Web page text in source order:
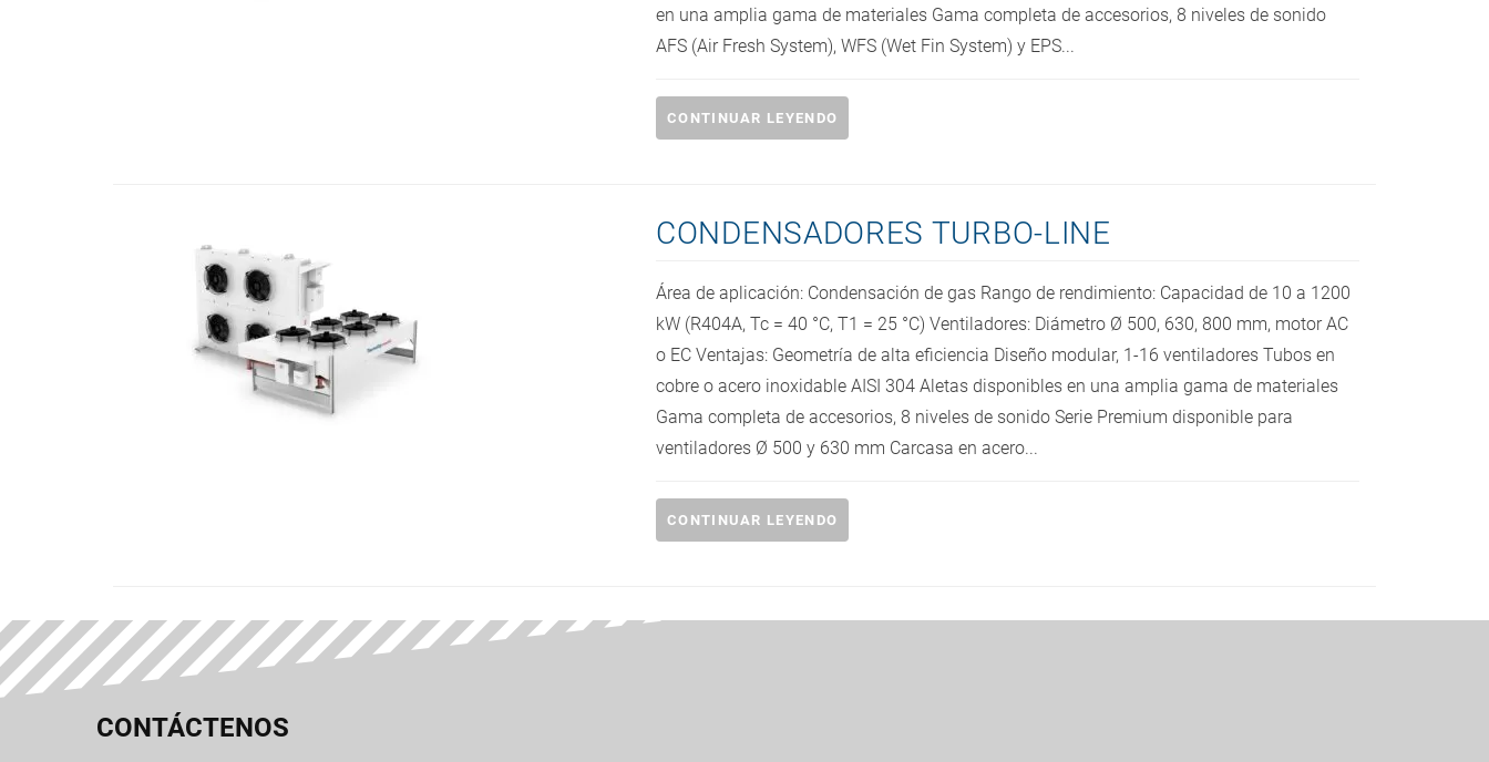
en una amplia gama de materiales Gama completa de accesorios, 8 niveles de sonido
AFS (Air Fresh System), WFS (Wet Fin System) y EPS...
CONTINUAR LEYENDO
CONDENSADORES TURBO-LINE
Área de aplicación: Condensación de gas Rango de rendimiento: Capacidad de 10 a 1200
kW (R404A, Tc = 40 °C, T1 = 25 °C) Ventiladores: Diámetro Ø 500, 630, 800 mm, motor AC
o EC Ventajas: Geometría de alta eficiencia Diseño modular, 1-16 ventiladores Tubos en
cobre o acero inoxidable AISI 304 Aletas disponibles en una amplia gama de materiales
Gama completa de accesorios, 8 niveles de sonido Serie Premium disponible para
ventiladores Ø 500 y 630 mm Carcasa en acero...
CONTINUAR LEYENDO
CONTÁCTENOS